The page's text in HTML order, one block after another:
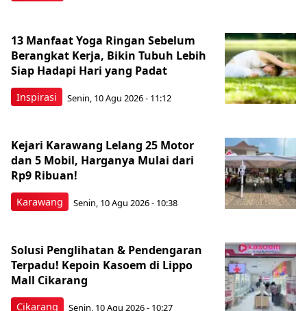
Inspirasi
13 Manfaat Yoga Ringan Sebelum
Berangkat Kerja, Bikin Tubuh Lebih
Siap Hadapi Hari yang Padat
Senin, 10 Agu 2026 - 11:12
Karawang
Kejari Karawang Lelang 25 Motor
dan 5 Mobil, Harganya Mulai dari
Rp9 Ribuan!
Senin, 10 Agu 2026 - 10:38
Cikarang
Solusi Penglihatan & Pendengaran
Terpadu! Kepoin Kasoem di Lippo
Mall Cikarang
Senin, 10 Agu 2026 - 10:27